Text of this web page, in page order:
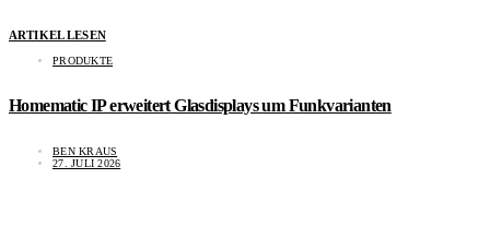
ARTIKEL LESEN
PRODUKTE
Homematic IP erweitert Glasdisplays um Funkvarianten
BEN KRAUS
27. JULI 2026